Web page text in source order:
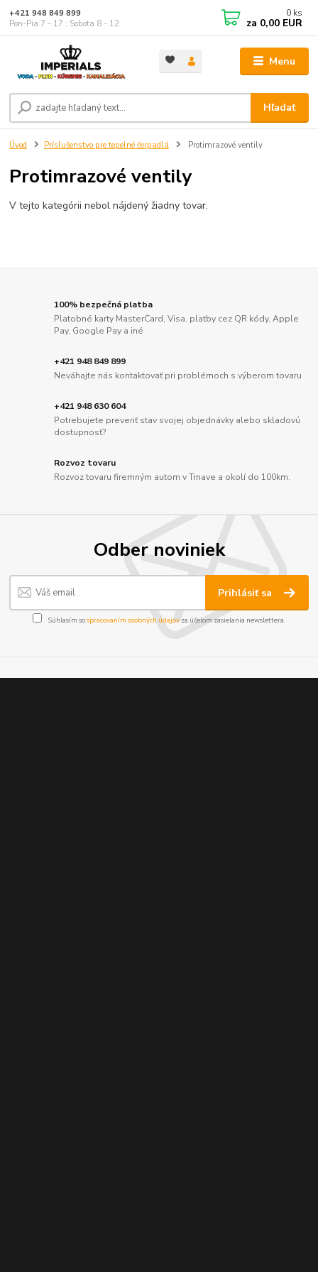
Menu
Hľadať
+421 948 849 899
Pon-Pia 7 - 17 ; Sobota 8 - 12
0 ks
za 0,00 EUR
Úvod Príslušenstvo pre tepelné čerpadlá Protimrazové ventily
Protimrazové ventily
V tejto kategórii nebol nájdený žiadny tovar.
100% bezpečná platba
Platobné karty MasterCard, Visa, platby cez QR kódy, Apple
Pay, Google Pay a iné
+421 948 849 899
Neváhajte nás kontaktovať pri problémoch s výberom tovaru
+421 948 630 604
Potrebujete preveriť stav svojej objednávky alebo skladovú
dostupnosť?
Rozvoz tovaru
Rozvoz tovaru firemným autom v Trnave a okolí do 100km.
Odber noviniek
Prihlásiť sa
Súhlasím sospracovaním osobných údajov za účelom zasielania newslettera.